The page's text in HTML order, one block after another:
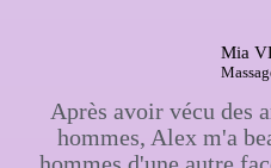
Mia
Après avoir vécu des
hommes, Alex m'a